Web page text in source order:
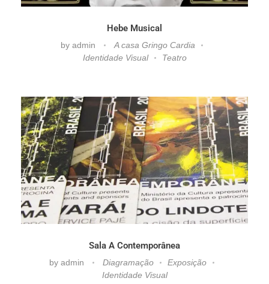
Hebe Musical
by admin
A casa Gringo Cardia
Identidade Visual
Teatro
Sala A Contemporânea
by admin Diagramação
Exposição
Identidade Visual